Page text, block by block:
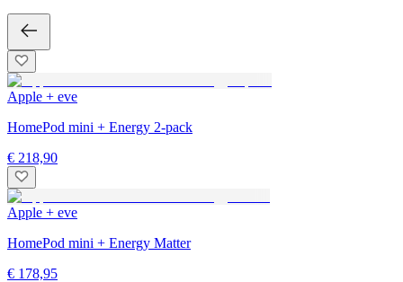
Apple + eve
HomePod mini + Energy 2-pack
€ 218,90
Apple + eve
HomePod mini + Energy Matter
€ 178,95